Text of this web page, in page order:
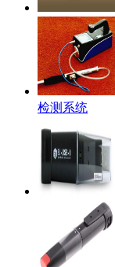
检测系统